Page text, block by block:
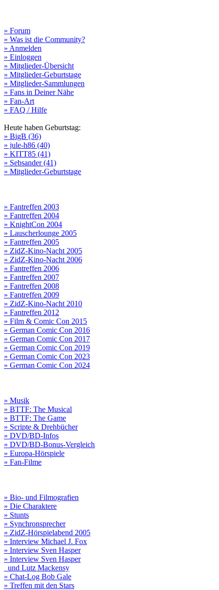
» Forum
» Was ist die Community?
» Anmelden
» Einloggen
» Mitglieder-Übersicht
» Mitglieder-Geburtstage
» Mitglieder-Sammlungen
» Fans in Deiner Nähe
» Fan-Art
» FAQ / Hilfe
Heute haben Geburtstag:
» BigB (36)
» jule-h86 (40)
» KITT85 (41)
» Sebsander (41)
» Mitglieder-Geburtstage
» Fantreffen 2003
» Fantreffen 2004
» KnightCon 2004
» Lauscherlounge 2005
» Fantreffen 2005
» ZidZ-Kino-Nacht 2005
» ZidZ-Kino-Nacht 2006
» Fantreffen 2006
» Fantreffen 2007
» Fantreffen 2008
» Fantreffen 2009
» ZidZ-Kino-Nacht 2010
» Fantreffen 2012
» Film & Comic Con 2015
» German Comic Con 2016
» German Comic Con 2017
» German Comic Con 2019
» German Comic Con 2023
» German Comic Con 2024
» Musik
» BTTF: The Musical
» BTTF: The Game
» Scripte & Drehbücher
» DVD/BD-Infos
» DVD/BD-Bonus-Vergleich
» Europa-Hörspiele
» Fan-Filme
» Bio- und Filmografien
» Die Charaktere
» Stunts
» Synchronsprecher
» ZidZ-Hörspielabend 2005
» Interview Michael J. Fox
» Interview Sven Hasper
» Interview Sven Hasper
und Lutz Mackensy
» Chat-Log Bob Gale
» Treffen mit den Stars